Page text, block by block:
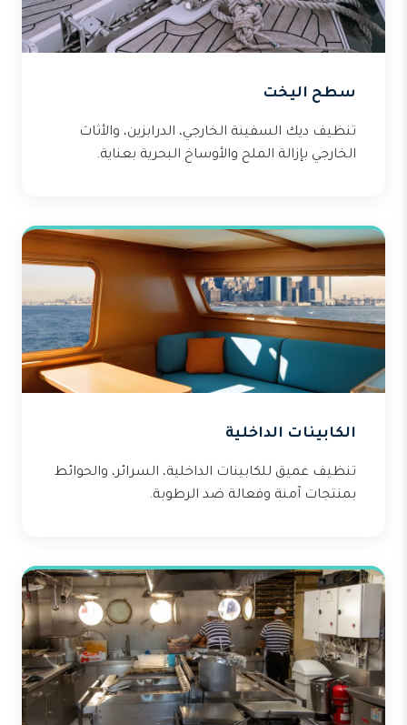
سطح اليخت
تنظيف ديك السفينة الخارجي، الدرابزين، والأثاث
الخارجي بإزالة الملح والأوساخ البحرية بعناية.
الكابينات الداخلية
تنظيف عميق للكابينات الداخلية، السرائر، والحوائط
بمنتجات آمنة وفعالة ضد الرطوبة.